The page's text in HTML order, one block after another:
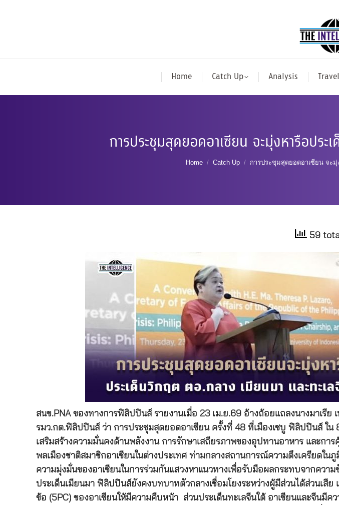
Home Catch Up Analysis
การประชุมสุดยอดอาเซียน จะมุ่งหารือปร
You are here:
Home Catch Up การประชุมสุดยอดอาเซียน จะมุ่
59
สนข.PNA ของทางการฟิลิปปินส์ รายงานเมื่อ 23 เม.ย.69 อ้างถ้อยแถลงนางมาเรีย เ
รมว.กต.ฟิลิปปินส์ ว่า การประชุมสุดยอดอาเซียน ครั้งที่ 48 ที่เมืองเซบู ฟิลิปปินส์ ใน
เสริมสร้างความมั่นคงด้านพลังงาน การรักษาเสถียรภาพของอุปทานอาหาร และกา
พลเมืองชาติสมาชิกอาเซียนในต่างประเทศ ท่ามกลางสถานการณ์ความตึงเครียดใน
ความมุ่งมั่นของอาเซียนในการร่วมกันแสวงหาแนวทางเพื่อรับมือผลกระทบจากควา
ประเด็นเมียนมา ฟิลิปปินส์ยังคงบทบาทตัวกลางเชื่อมโยงระหว่างผู้มีส่วนได้ส่วนเสี
ข้อ (5PC) ของอาเซียนให้มีความคืบหน้า ส่วนประเด็นทะเลจีนใต้ อาเซียนและจีนมีค